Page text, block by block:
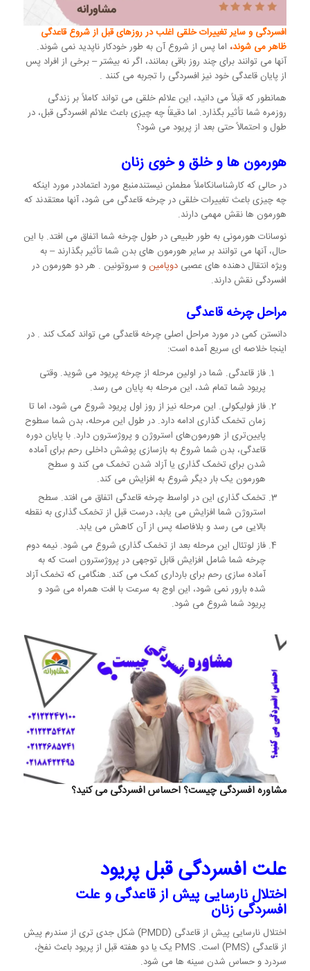
افسردگی و سایر تغییرات خلقی اغلب در روزهای قبل از شروع قاعدگی
ظاهر می شوند، اما پس از شروع آن به طور خودکار ناپدید نمی شوند.
آنها می توانند برای چند روز باقی بمانند، اگر نه بیشتر – برخی از افراد پس
از پایان قاعدگی خود نیز افسردگی را تجربه می کنند .
همانطور که قبلاً می دانید، این علائم خلقی می تواند کاملاً بر زندگی
روزمره شما تأثیر بگذارد. اما دقیقاً چه چیزی باعث علائم افسردگی قبل، در
طول و احتمالاً حتی بعد از پریود می شود؟
هورمون ها و خلق و خوی زنان
در حالی که کارشناسانکاملاً مطمئن نیستندمنبع مورد اعتماددر مورد اینکه
چه چیزی باعث تغییرات خلقی در چرخه قاعدگی می شود، آنها معتقدند که
هورمون ها نقش مهمی دارند.
نوسانات هورمونی به طور طبیعی در طول چرخه شما اتفاق می افتد. با این
حال، آنها می توانند بر سایر هورمون های بدن شما تأثیر بگذارند – به
ویژه انتقال دهنده های عصبی دوپامینو سروتونین . هر دو هورمون در
افسردگی نقش دارند.
مراحل چرخه قاعدگی
دانستن کمی در مورد مراحل اصلی چرخه قاعدگی می تواند کمک کند . در
اینجا خلاصه ای سریع آمده است:
فاز قاعدگی. شما در اولین مرحله از چرخه پریود می شوید. وقتی
پریود شما تمام شد، این مرحله به پایان می رسد.
فاز فولیکولی. این مرحله نیز از روز اول پریود شروع می شود، اما تا
زمان تخمک گذاری ادامه دارد. در طول این مرحله، بدن شما سطوح
پایین‌تری از هورمون‌های استروژن و پروژسترون دارد. با پایان دوره
قاعدگی، بدن شما شروع به بازسازی پوشش داخلی رحم برای آماده
شدن برای تخمک گذاری یا آزاد شدن تخمک می کند و سطح
هورمون یک بار دیگر شروع به افزایش می کند.
تخمک گذاری این در اواسط چرخه قاعدگی اتفاق می افتد. سطح
استروژن شما افزایش می یابد، درست قبل از تخمک گذاری به نقطه
بالایی می رسد و بلافاصله پس از آن کاهش می یابد.
فاز لوتئال این مرحله بعد از تخمک گذاری شروع می شود. نیمه دوم
چرخه شما شامل افزایش قابل توجهی در پروژسترون است که به
آماده سازی رحم برای بارداری کمک می کند. هنگامی که تخمک آزاد
شده بارور نمی شود، این اوج به سرعت با افت همراه می شود و
پریود شما شروع می شود.
مشاوره افسردگی چیست؟ احساس افسردگی می کنید؟
علت افسردگی قبل پریود
اختلال نارسایی پیش از قاعدگی و علت
افسردگی زنان
اختلال نارسایی پیش از قاعدگی (PMDD) شکل جدی تری از سندرم پیش
از قاعدگی (PMS) است. PMS یک یا دو هفته قبل از پریود باعث نفخ،
سردرد و حساس شدن سینه ها می شود.